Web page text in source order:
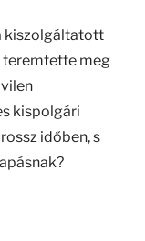
kiszolgáltatott
teremtette meg
kispolgári
időben, s